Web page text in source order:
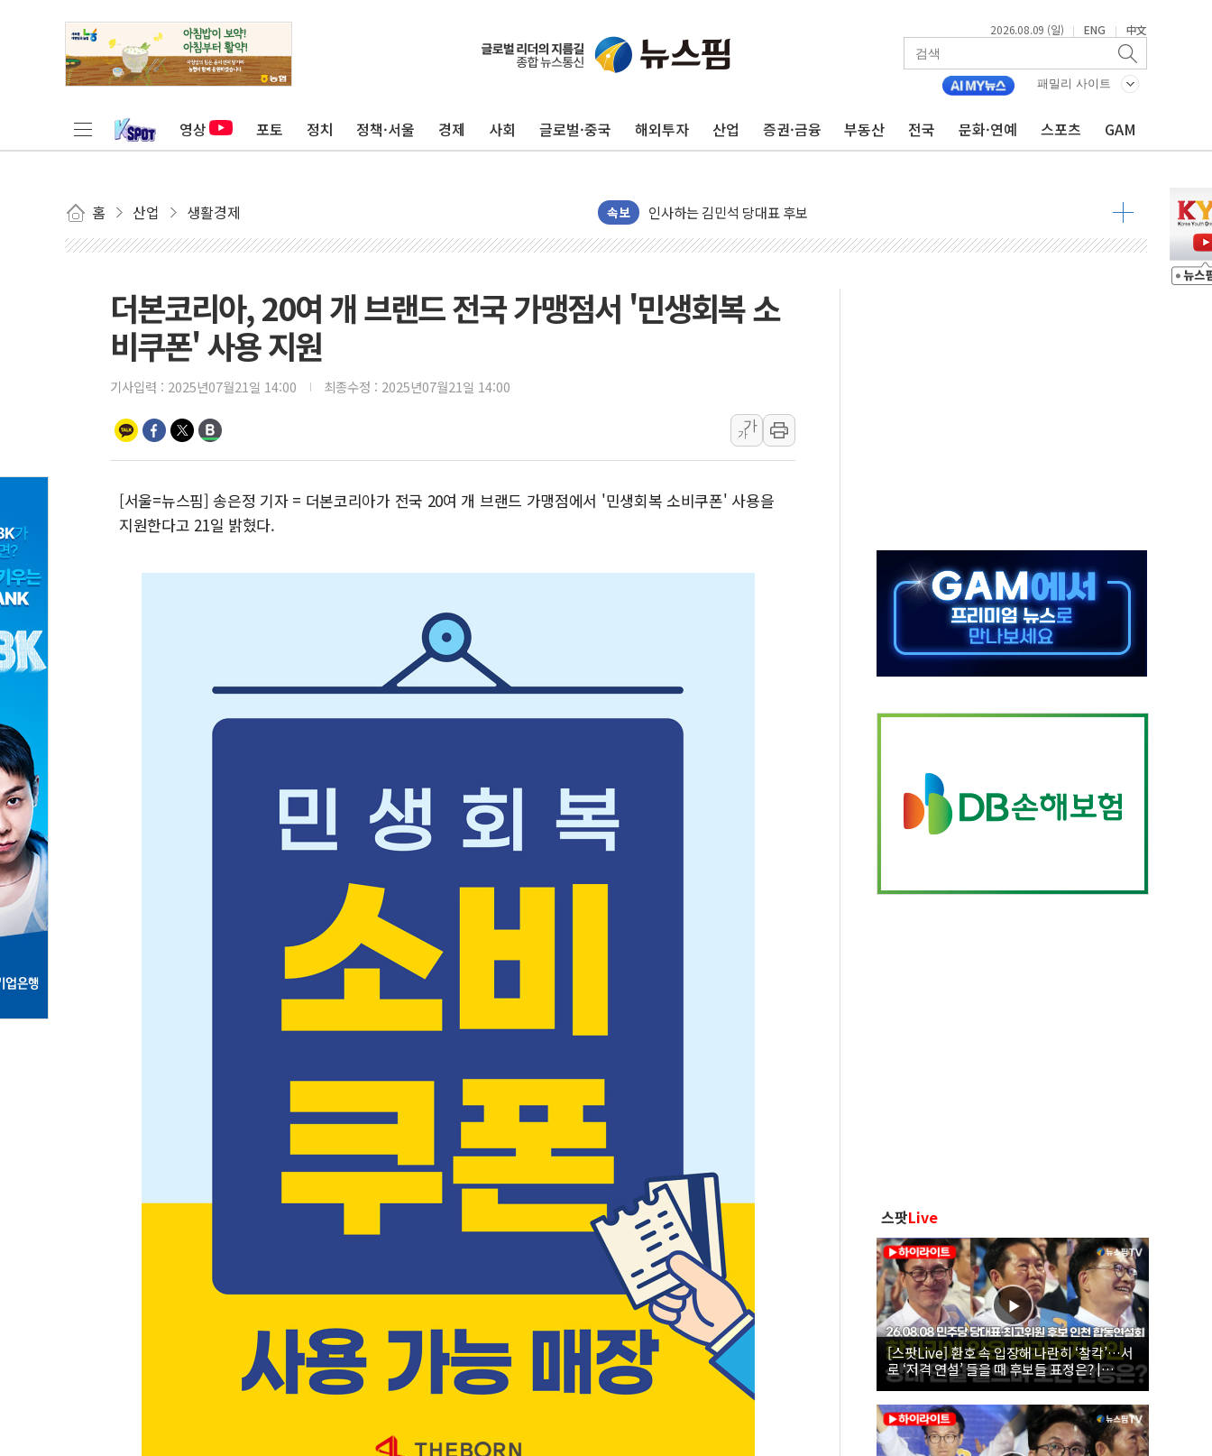
2026.08.09 (일) | ENG | 中文
패밀리 사이트
영상 포토 정치 정책·서울 경제 사회 글로벌·중국 해외투자 산업 증권·금융 부동산 전국 문화·연예 스포츠 GAM
홈 산업 생활경제 속보
포항시 재난예산 40억 긴급 투입…고수온 양식장 복구·지원 '총력'
울진·영덕 '호우특보'-포항 '산사태 주의보'...경북도, 호우 피해·통제구간 없어
[종합] 김민석, 정청래에 '0.86%p' 차 재역전 성공...金 45.42% vs 鄭 44.56%
인천 합동연설회 나선 송영길·정청래·김민석 당대표 후보
인사하는 김민석 당대표 후보
[속보] 민주, 제주·인천 경선 결과 발표...김민석 47.75% 정청래 42.08%
[속보] 민주, 제주 경선 결과 발표...김민석 52.64% 정청래 39.89% 송영길 7.47%
이번주 국내 주요 금융일정(8.10~8.14)
서울 중랑구 주택가서 흉기 난동…60대 남성 2명 숨져
추미애, '위안부' 피해자 기림의 날 참석..."국제적 시민 연대로 목소리 내야"
인천서 말다툼 중 어머니 흉기 살해 10대 아들 체포
'화합' 꺼낸 김민석에 '뻔뻔' 받아친 정청래…제주 연설서 신경전 고조
더본코리아, 20여 개 브랜드 전국 가맹점서 '민생회복 소
비쿠폰' 사용 지원
기사입력 : 2025년07월21일 14:00 최종수정 : 2025년07월21일 14:00
가
가
[서울=뉴스핌] 송은정 기자 = 더본코리아가 전국 20여 개 브랜드 가맹점에서 '민생회복 소비쿠폰' 사용을
지원한다고 21일 밝혔다.
스팟Live
[스팟Live] 환호 속 입장해 나란히 ‘찰칵’…서
로 ‘저격 연설’ 들을 때 후보들 표정은? |
26.08.08 더불어민주당 당대표·최고위원 후
보 인천 합동연설회